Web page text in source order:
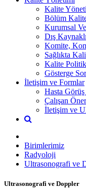
Kalite
Bölüm
Kurumsal
Dış
Komite,
Sağlıkta
Kalite
Gösterge
İletişim ve Formlar
Hasta
Çalışan
İletişim ve
Birimlerimiz
Radyoloji
Ultrasonografi ve
Ultrasonografi ve Doppler